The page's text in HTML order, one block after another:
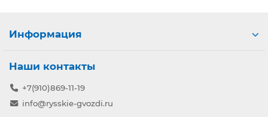
Информация
Наши контакты
+7(910)869-11-19
info@rysskie-gvozdi.ru